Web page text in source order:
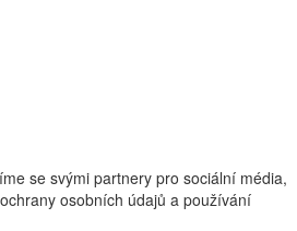
se svými partnery pro sociální média,
osobních údajů a používání